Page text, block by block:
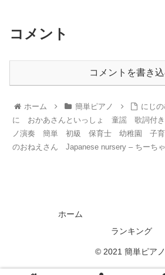
コメント
コメントを書き
ホーム 簡単ピアノ
にじ
に おかあさんといっしょ 童謡 歌詞付
ノ演奏 簡単 初級 保育士 幼稚園 子
のおねえさん Japanese nursery – ちーち
ホーム
ランキング
© 2021 簡単ピアノ.